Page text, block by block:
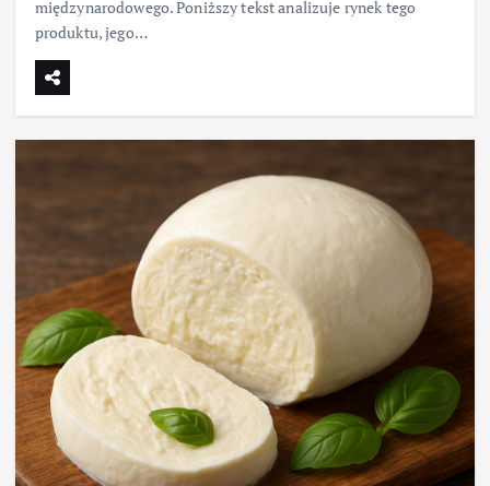
międzynarodowego. Poniższy tekst analizuje rynek tego
produktu, jego…